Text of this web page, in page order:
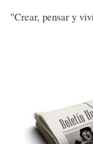
"Crear, pensar y